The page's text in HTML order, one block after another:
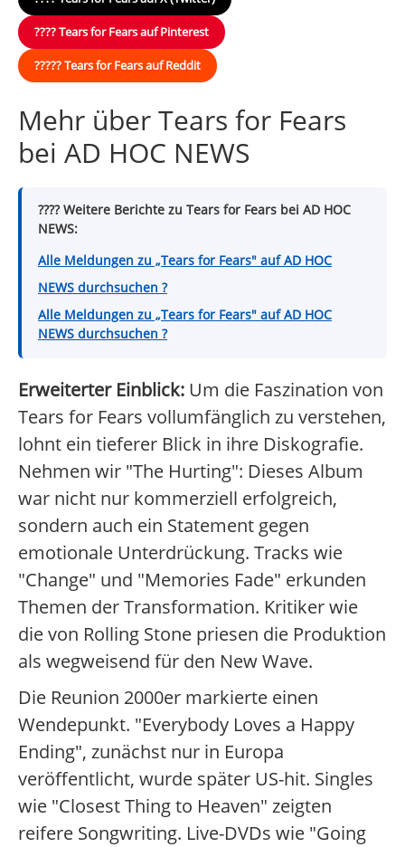
???? Tears for Fears auf Pinterest
????? Tears for Fears auf Reddit
Mehr über Tears for Fears
bei AD HOC NEWS
???? Weitere Berichte zu Tears for Fears bei AD HOC
NEWS:
Alle Meldungen zu „Tears for Fears" auf AD HOC
NEWS durchsuchen ?
Alle Meldungen zu „Tears for Fears" auf AD HOC
NEWS durchsuchen ?
Erweiterter Einblick: Um die Faszination von
Tears for Fears vollumfänglich zu verstehen,
lohnt ein tieferer Blick in ihre Diskografie.
Nehmen wir "The Hurting": Dieses Album
war nicht nur kommerziell erfolgreich,
sondern auch ein Statement gegen
emotionale Unterdrückung. Tracks wie
"Change" und "Memories Fade" erkunden
Themen der Transformation. Kritiker wie
die von Rolling Stone priesen die Produktion
als wegweisend für den New Wave.
Die Reunion 2000er markierte einen
Wendepunkt. "Everybody Loves a Happy
Ending", zunächst nur in Europa
veröffentlicht, wurde später US-hit. Singles
wie "Closest Thing to Heaven" zeigten
reifere Songwriting. Live-DVDs wie "Going